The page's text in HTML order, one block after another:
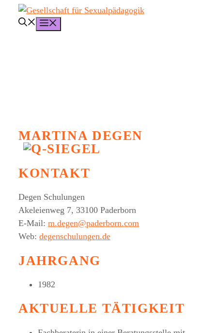
Zum
Inhalt
MARTINA DEGEN
KONTAKT
Degen Schulungen
Akeleienweg 7, 33100 Paderborn
E-Mail: m.degen@paderborn.com
Web: degenschulungen.de
JAHRGANG
1982
AKTUELLE TÄTIGKEIT